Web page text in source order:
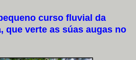
curso fluvial da
que verte as súas augas no